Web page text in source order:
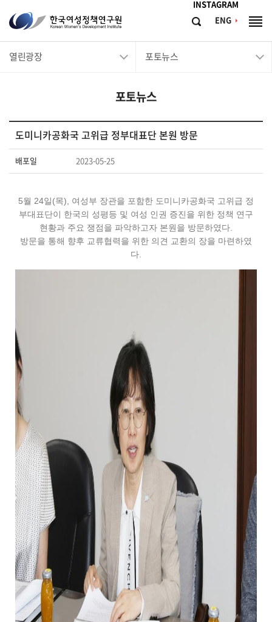
INSTAGRAM
ENG
한
국
여
연
구
원
Korean
Development
Institute
검
체
열린광장 포토뉴스
포토뉴스
도미니카공화국 고위급 정부대표단 본원 방문
배포일 2023-05-25
5월 24일(목), 여성부 장관을 포함한 도미니카공화국 고위급 정
부대표단이 한국의 성평등 및 여성 인권 증진을 위한 정책 연구
현황과 주요 쟁점을 파악하고자 본원을 방문하였다.
방문을 통해 향후 교류협력을 위한 의견 교환의 장을 마련하였
다.